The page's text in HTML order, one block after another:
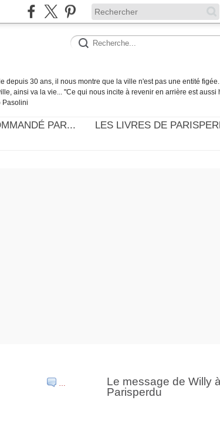
depuis 30 ans, il nous montre que la ville n'est pas une entité
ainsi va la vie... "Ce qui nous incite à revenir en arrière est aussi
Pasolini
PAR...
LES LIVRES DE
…
Le message de Willy à
Parisperdu